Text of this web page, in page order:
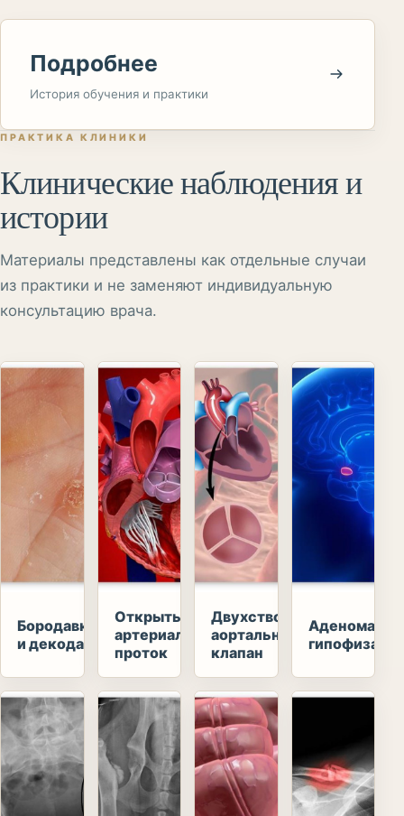
Подробнее
История обучения и практики
ПРАКТИКА КЛИНИКИ
Клинические наблюдения и
истории
Материалы представлены как отдельные случаи
из практики и не заменяют индивидуальную
консультацию врача.
Бородавка
и декодаж
Открытый
артериальный
проток
Двухстворчатый
аортальный
клапан
Аденома
гипофиза